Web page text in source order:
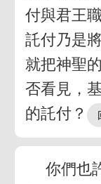
付與君王
託付乃是
就把神聖
否看見，
的託付？
你們也